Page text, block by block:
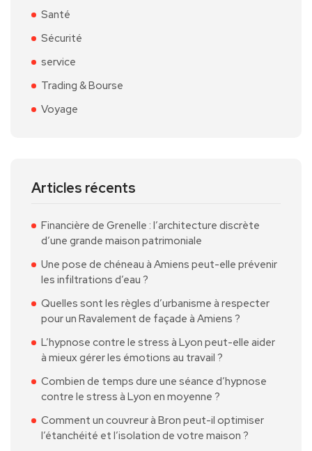
Santé
Sécurité
service
Trading & Bourse
Voyage
Articles récents
Financière de Grenelle : l’architecture discrète
d’une grande maison patrimoniale
Une pose de chéneau à Amiens peut-elle prévenir
les infiltrations d’eau ?
Quelles sont les règles d’urbanisme à respecter
pour un Ravalement de façade à Amiens ?
L’hypnose contre le stress à Lyon peut-elle aider
à mieux gérer les émotions au travail ?
Combien de temps dure une séance d’hypnose
contre le stress à Lyon en moyenne ?
Comment un couvreur à Bron peut-il optimiser
l’étanchéité et l’isolation de votre maison ?